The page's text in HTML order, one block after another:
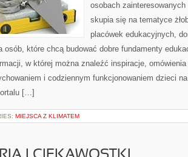
osobach
skupia się na tematyce
placówek edukacyjnych,
osób, które chcą budować dobre fundamenty
w której można znaleźć inspiracje,
i codziennym funkcjonowaniem dzieci
[…]
MIEJSCA Z KLIMATEM